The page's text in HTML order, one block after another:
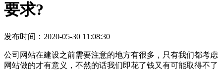
要求?
发布时间：2020-05-30 11:08:30
公司网站在建设之前需要注意的地方有很多，只有我们都考虑
网站做的才有意义，不然的话我们即花了钱又有可能取得不了